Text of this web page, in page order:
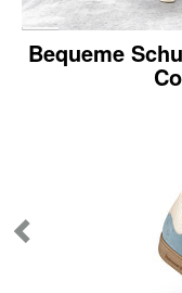
Bequeme